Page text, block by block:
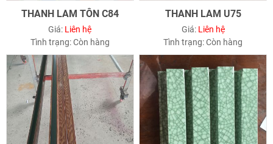
THANH LAM TÔN C84
Giá: Liên hệ
Tình trạng:Còn hàng
THANH LAM U75
Giá: Liên hệ
Tình trạng:Còn hàng